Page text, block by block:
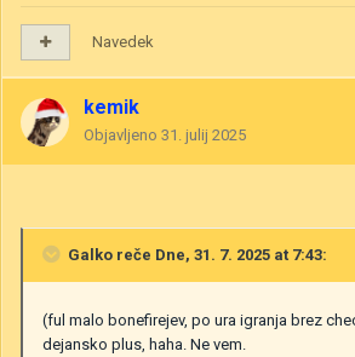
Navedek
kemik
Objavljeno 31. julij 2025
Galko reče Dne, 31. 7. 2025 at 7:43:
(ful malo bonefirejev, po ura igranja brez
dejansko plus, haha. Ne vem.